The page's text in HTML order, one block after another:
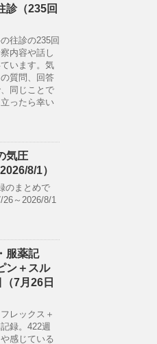
診（235回
往診の235回
内容や話し
います。気
質問、回答
同じことで
ったら幸い
気圧
8/1）
のまとめで
26～2026/8/1
服薬記
ン＋スル
7月26日
レックス＋
録。422週
感じている